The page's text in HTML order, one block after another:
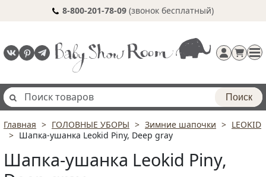
8-800-201-78-09 (звонок бесплатный)
Регистрация
Поиск
Главная ГОЛОВНЫЕ УБОРЫ Зимние шапочки
LEOKID
Шапка-ушанка Leokid Piny, Deep gray
Шапка-ушанка Leokid Piny,